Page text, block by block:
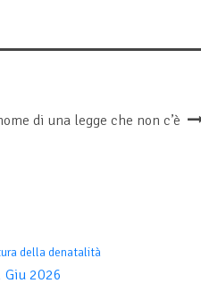
di una legge che non c’è
della denatalità
Giu 2026